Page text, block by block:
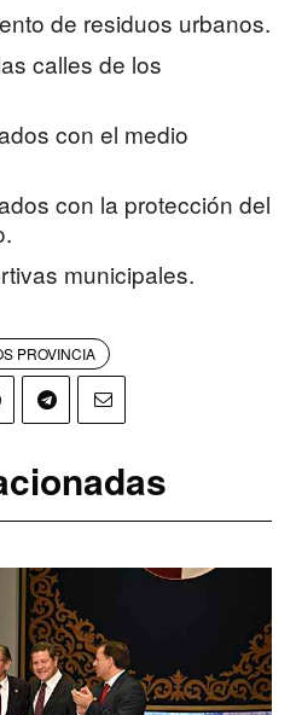
de residuos urbanos.
calles de los
con el medio
con la protección del
municipales.
PROVINCIA